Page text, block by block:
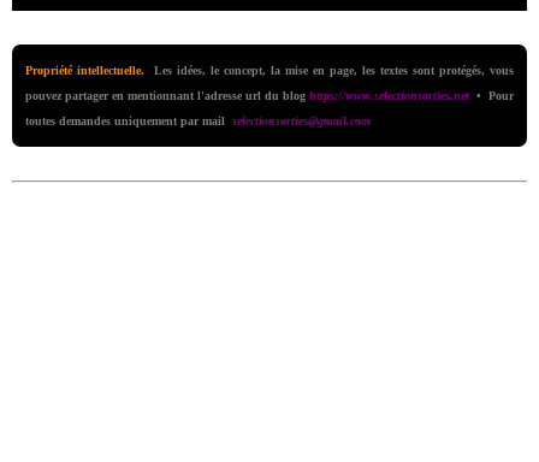
Propriété intellectuelle.
Les idées, le concept, la mise en page, les textes sont protégés, vous
pouvez partager en mentionnant l'adresse url du blog https://www.selectionsorties.net • Pour
toutes demandes uniquement par mail
selectionsorties@gmail.com